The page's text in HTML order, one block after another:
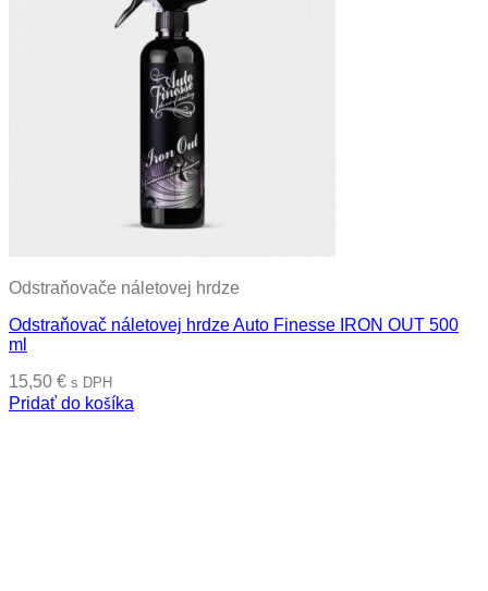
Odstraňovače náletovej hrdze
Odstraňovač náletovej hrdze Auto Finesse IRON OUT 500
ml
15,50 € s DPH
Pridať do košíka